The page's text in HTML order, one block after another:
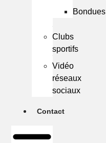
Bondues
Clubs
sportifs
Vidéo
réseaux
sociaux
Contact